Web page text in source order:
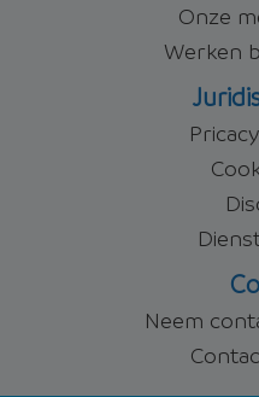
Onze
Werken
Neem